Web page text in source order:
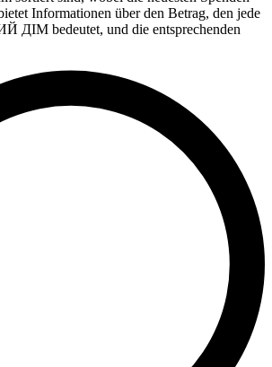
Informationen über den Betrag, den jede
ДІМ bedeutet, und die entsprechenden